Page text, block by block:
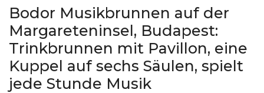
Bodor Musikbrunnen auf der
Margareteninsel, Budapest:
Trinkbrunnen mit Pavillon, eine
Kuppel auf sechs Säulen, spielt
jede Stunde Musik